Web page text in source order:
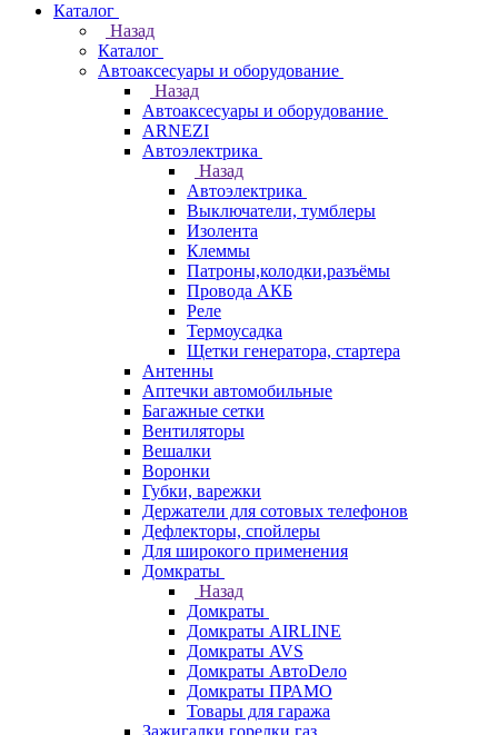
Каталог
Назад
Каталог
Автоаксесуары и оборудование
Назад
Автоаксесуары и оборудование
ARNEZI
Автоэлектрика
Назад
Автоэлектрика
Выключатели, тумблеры
Изолента
Клеммы
Патроны,колодки,разъёмы
Провода АКБ
Реле
Термоусадка
Щетки генератора, стартера
Антенны
Аптечки автомобильные
Багажные сетки
Вентиляторы
Вешалки
Воронки
Губки, варежки
Держатели для сотовых телефонов
Дефлекторы, спойлеры
Для широкого применения
Домкраты
Назад
Домкраты
Домкраты AIRLINE
Домкраты AVS
Домкраты АвтоDело
Домкраты ПРАМО
Товары для гаража
Зажигалки,горелки,газ